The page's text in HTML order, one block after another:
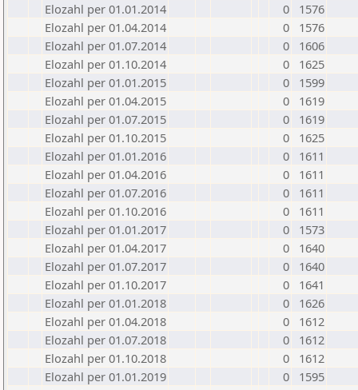
Elozahl per 01.01.2014
0
1576
Elozahl per 01.04.2014
0
1576
Elozahl per 01.07.2014
0
1606
Elozahl per 01.10.2014
0
1625
Elozahl per 01.01.2015
0
1599
Elozahl per 01.04.2015
0
1619
Elozahl per 01.07.2015
0
1619
Elozahl per 01.10.2015
0
1625
Elozahl per 01.01.2016
0
1611
Elozahl per 01.04.2016
0
1611
Elozahl per 01.07.2016
0
1611
Elozahl per 01.10.2016
0
1611
Elozahl per 01.01.2017
0
1573
Elozahl per 01.04.2017
0
1640
Elozahl per 01.07.2017
0
1640
Elozahl per 01.10.2017
0
1641
Elozahl per 01.01.2018
0
1626
Elozahl per 01.04.2018
0
1612
Elozahl per 01.07.2018
0
1612
Elozahl per 01.10.2018
0
1612
Elozahl per 01.01.2019
0
1595